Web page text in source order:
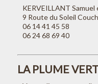
KERVEILLANT Samuel
9 Route du Soleil
06 14 41 45 58
06 24 68 69 40
LA PLUME